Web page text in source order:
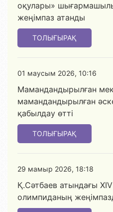
оқулары»
жеңімпаз атанды
ТОЛЫҒЫРАҚ
01 маусым 2026, 10:16
Мамандандырылған
мамандандырылған
қабылдау өтті
ТОЛЫҒЫРАҚ
29 мамыр 2026, 18:18
Қ.Сәтбаев атындағы
олимпиданың